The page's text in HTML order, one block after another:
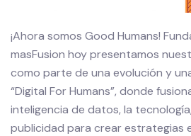
¡Ahora somos Good Humans!
masFusion hoy presentamos
como parte de una evolución y
“Digital For Humans”, donde
inteligencia de datos, la
publicidad para crear estrategias